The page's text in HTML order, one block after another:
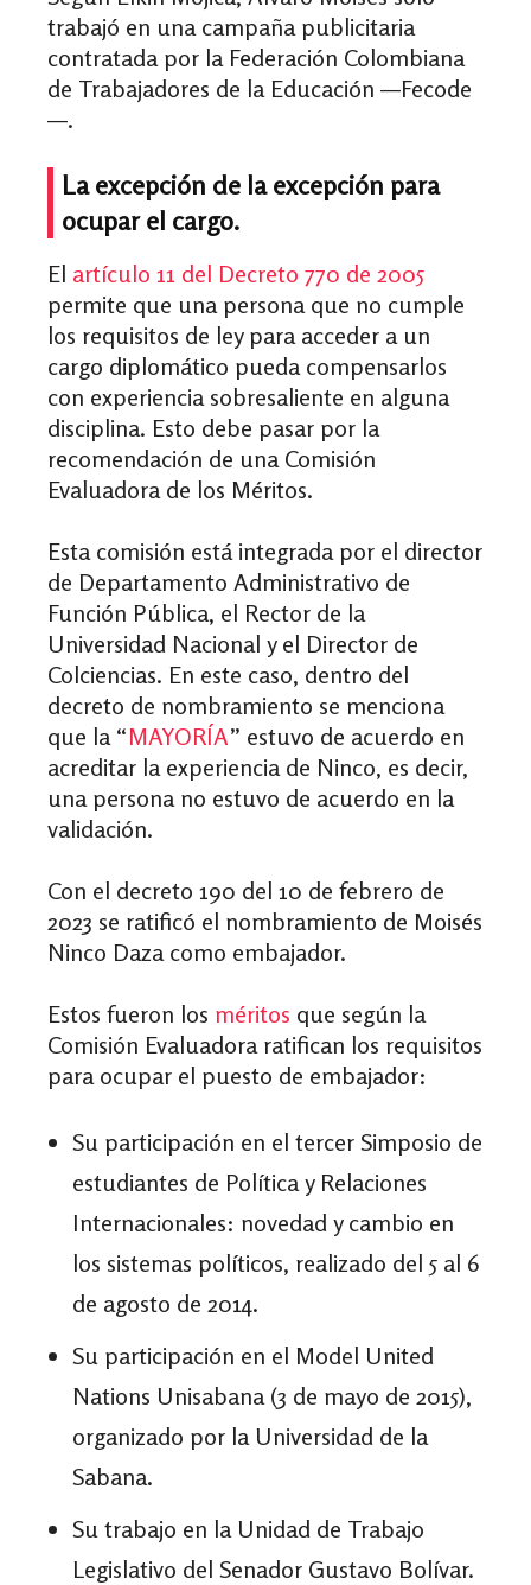
trabajó en una campaña publicitaria
contratada por la Federación Colombiana
de Trabajadores de la Educación —Fecode
—.
La excepción de la excepción para
ocupar el cargo.
El artículo 11 del Decreto 770 de 2005
permite que una persona que no cumple
los requisitos de ley para acceder a un
cargo diplomático pueda compensarlos
con experiencia sobresaliente en alguna
disciplina. Esto debe pasar por la
recomendación de una Comisión
Evaluadora de los Méritos.
Esta comisión está integrada por el director
de Departamento Administrativo de
Función Pública, el Rector de la
Universidad Nacional y el Director de
Colciencias. En este caso, dentro del
decreto de nombramiento se menciona
que la “MAYORÍA” estuvo de acuerdo en
acreditar la experiencia de Ninco, es decir,
una persona no estuvo de acuerdo en la
validación.
Con el decreto 190 del 10 de febrero de
2023 se ratificó el nombramiento de Moisés
Ninco Daza como embajador.
Estos fueron los méritos que según la
Comisión Evaluadora ratifican los requisitos
para ocupar el puesto de embajador:
Su participación en el tercer Simposio de
estudiantes de Política y Relaciones
Internacionales: novedad y cambio en
los sistemas políticos, realizado del 5 al 6
de agosto de 2014.
Su participación en el Model United
Nations Unisabana (3 de mayo de 2015),
organizado por la Universidad de la
Sabana.
Su trabajo en la Unidad de Trabajo
Legislativo del Senador Gustavo Bolívar.